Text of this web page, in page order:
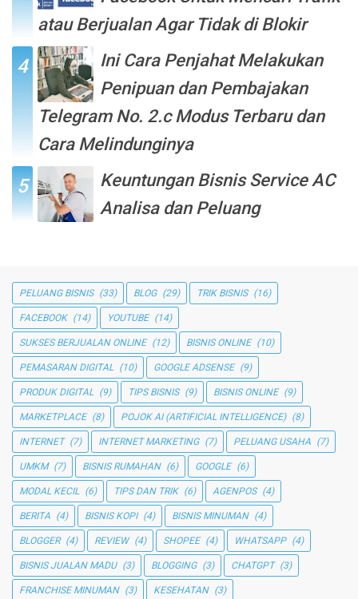
atau Berjualan Agar Tidak di Blokir
Ini Cara Penjahat Melakukan
Penipuan dan Pembajakan
Telegram No. 2.c Modus Terbaru dan
Cara Melindunginya
Keuntungan Bisnis Service AC
Analisa dan Peluang
PELUANG BISNIS (33) BLOG (29) TRIK BISNIS (16)
FACEBOOK (14) YOUTUBE (14)
SUKSES BERJUALAN ONLINE (12) BISNIS ONLINE (10)
PEMASARAN DIGITAL (10) GOOGLE ADSENSE (9)
PRODUK DIGITAL (9) TIPS BISNIS (9) BISNIS ONLINE (9)
MARKETPLACE (8) POJOK AI (ARTIFICIAL INTELLIGENCE) (8)
INTERNET (7) INTERNET MARKETING (7) PELUANG USAHA (7)
UMKM (7) BISNIS RUMAHAN (6) GOOGLE (6)
MODAL KECIL (6) TIPS DAN TRIK (6) AGENPOS (4)
BERITA (4) BISNIS KOPI (4) BISNIS MINUMAN (4)
BLOGGER (4) REVIEW (4) SHOPEE (4) WHATSAPP (4)
BISNIS JUALAN MADU (3) BLOGGING (3) CHATGPT (3)
FRANCHISE MINUMAN (3) KESEHATAN (3)